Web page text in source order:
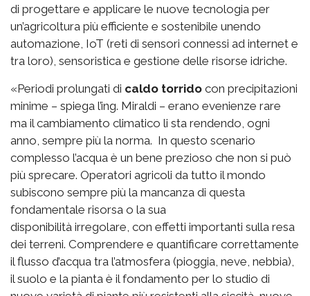
di progettare e applicare le nuove tecnologia per
un’agricoltura più efficiente e sostenibile unendo
automazione, IoT (reti di sensori connessi ad internet e
tra loro), sensoristica e gestione delle risorse idriche.
«Periodi prolungati di caldo torrido con precipitazioni
minime – spiega l’ing. Miraldi – erano evenienze rare
ma il cambiamento climatico li sta rendendo, ogni
anno, sempre più la norma. In questo scenario
complesso l’acqua è un bene prezioso che non si può
più sprecare. Operatori agricoli da tutto il mondo
subiscono sempre più la mancanza di questa
fondamentale risorsa o la sua
disponibilità irregolare, con effetti importanti sulla resa
dei terreni. Comprendere e quantificare correttamente
il flusso d’acqua tra l’atmosfera (pioggia, neve, nebbia),
il suolo e la pianta è il fondamento per lo studio di